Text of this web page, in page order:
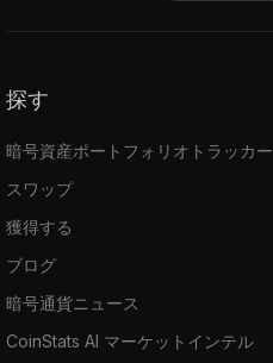
探す
暗号資産ポートフォリオトラッカー
スワップ
獲得する
ブログ
暗号通貨ニュース
CoinStats AI マーケットインテル